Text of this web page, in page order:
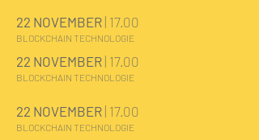
22 NOVEMBER | 17.00
BLOCKCHAIN TECHNOLOGIE
22 NOVEMBER | 17.00
BLOCKCHAIN TECHNOLOGIE
22 NOVEMBER | 17.00
BLOCKCHAIN TECHNOLOGIE